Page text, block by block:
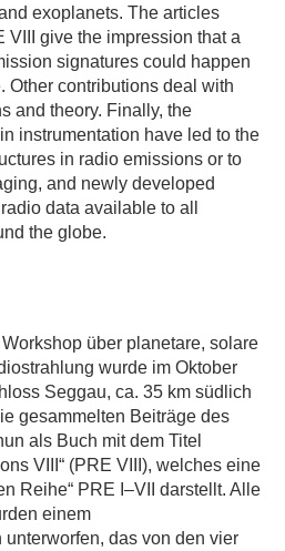
exoplanets. The articles
give the impression that a
signatures could happen
Other contributions deal with
and theory. Finally, the
instrumentation have led to the
in radio emissions or to
and newly developed
data available to all
the globe.
über planetare, solare
wurde im Oktober
Seggau, ca. 35 km südlich
gesammelten Beiträge des
als Buch mit dem Titel
VIII“ (PRE VIII), welches eine
Reihe“ PRE I–VII darstellt. Alle
einem
das von den vier